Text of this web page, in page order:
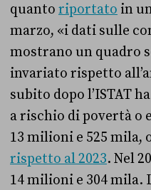
quanto riportato in
marzo, «i dati sulle
mostrano un quadro
invariato rispetto
subito dopo l’ISTAT
a rischio di povertà o
13 milioni e 525 mila,
rispetto al 2023. Nel
14 milioni e 304 mila.